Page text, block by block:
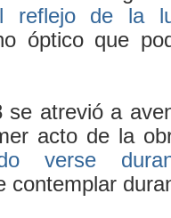
reflejo de la
óptico que
se atrevió a
acto de la
verse
contemplar